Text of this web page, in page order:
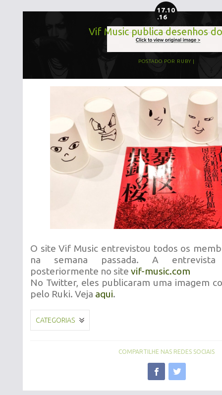
17.10
.16
Vif Music publica desenhos
POSTADO POR RUBY
O site Vif Music entrevistou todos os
na semana passada. A entrevista
posteriormente no site vif-music.com
No Twitter, eles publicaram uma imagem
pelo Ruki. Veja aqui.
CATEGORIAS
COMPARTILHE NAS REDES SOCIAIS